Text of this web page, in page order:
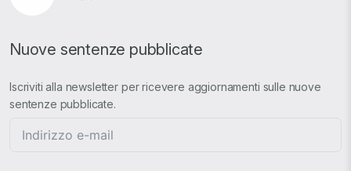
Nuove sentenze pubblicate
Iscriviti alla newsletter per ricevere aggiornamenti sulle nuove
sentenze pubblicate.